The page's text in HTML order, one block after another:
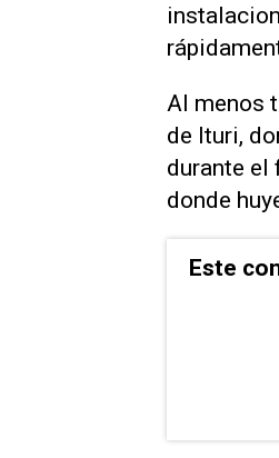
Al menos
de Ituri,
durante el
donde
Este